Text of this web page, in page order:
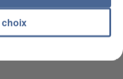
DÉROBÉES À
choix